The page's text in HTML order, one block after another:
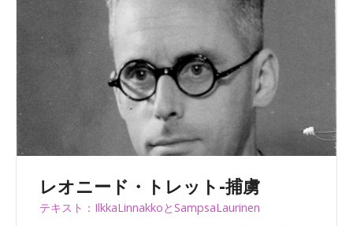
レオニード・トレット-捕虜
テキスト：IlkkaLinnakkoとSampsaLaurinen